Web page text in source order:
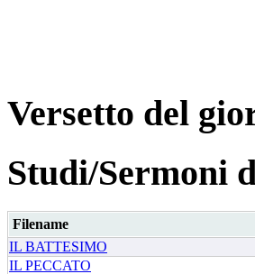
Versetto del
Studi/Sermoni
Filename
IL BATTESIMO
IL PECCATO